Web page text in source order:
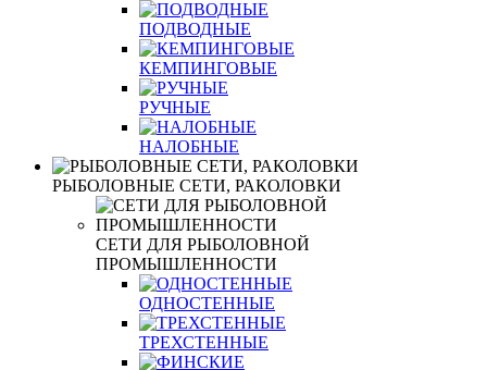
ПОДВОДНЫЕ
КЕМПИНГОВЫЕ
РУЧНЫЕ
НАЛОБНЫЕ
РЫБОЛОВНЫЕ СЕТИ, РАКОЛОВКИ
СЕТИ ДЛЯ РЫБОЛОВНОЙ
ПРОМЫШЛЕННОСТИ
ОДНОСТЕННЫЕ
ТРЕХСТЕННЫЕ